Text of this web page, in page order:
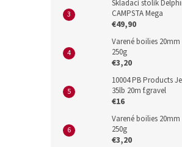
Skladací stolík
CAMPSTA Mega
€49,90
Varené boilies
250g
€3,20
10004 PB Products
35lb 20m f.gravel
€16
Varené boilies
250g
€3,20